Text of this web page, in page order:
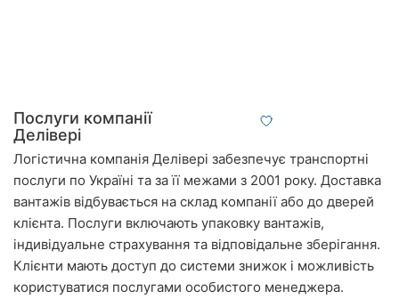
Вінниця
Житомир
Тернопіль
Хмельницький
Рівне
Послуги компанії
Делівері
Логістична компанія Делівері забезпечує транспортні
послуги по Україні та за її межами з 2001 року. Доставка
вантажів відбувається на склад компанії або до дверей
клієнта. Послуги включають упаковку вантажів,
індивідуальне страхування та відповідальне зберігання.
Клієнти мають доступ до системи знижок і можливість
користуватися послугами особистого менеджера.